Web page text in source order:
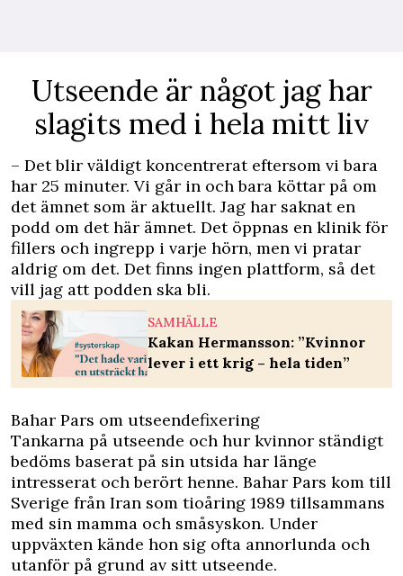
Utseende är något jag har
slagits med i hela mitt liv
– Det blir väldigt koncentrerat eftersom vi bara
har 25 minuter. Vi går in och bara köttar på om
det ämnet som är aktuellt. Jag har saknat en
podd om det här ämnet. Det öppnas en klinik för
fillers och ingrepp i varje hörn, men vi pratar
aldrig om det. Det finns ingen plattform, så det
vill jag att podden ska bli.
SAMHÄLLE
Kakan Hermansson: ”Kvinnor
lever i ett krig – hela tiden”
Bahar Pars om utseendefixering
Tankarna på utseende och hur kvinnor ständigt
bedöms baserat på sin utsida har länge
intresserat och berört henne. Bahar Pars kom till
Sverige från Iran som tioåring 1989 tillsammans
med sin mamma och småsyskon. Under
uppväxten kände hon sig ofta annorlunda och
utanför på grund av sitt utseende.